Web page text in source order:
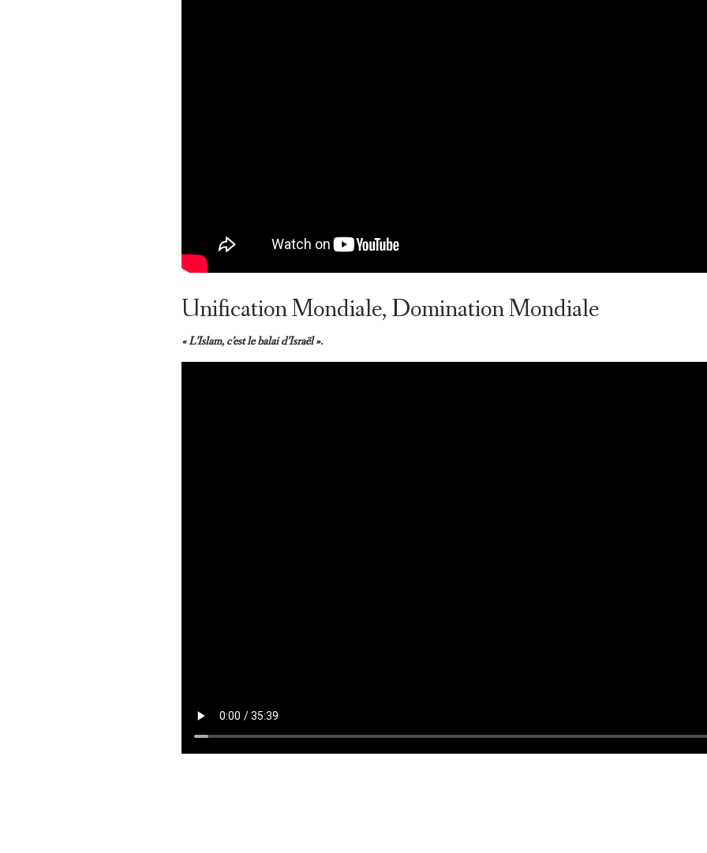
Unification Mondiale, Domination Mondiale
« L’Islam, c’est le balai d’Israël ».